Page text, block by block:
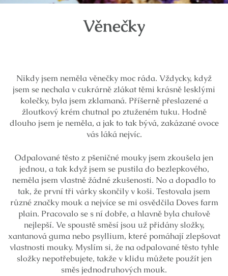
Věnečky
Nikdy jsem neměla věnečky moc ráda. Vždycky, když
jsem se nechala v cukrárně zlákat těmi krásně lesklými
kolečky, byla jsem zklamaná. Příšerně přeslazené a
žloutkový krém chutnal po ztuženém tuku. Hodně
dlouho jsem je neměla, a jak to tak bývá, zakázané ovoce
vás láká nejvíc.
Odpalované těsto z pšeničné mouky jsem zkoušela jen
jednou, a tak když jsem se pustila do bezlepkového,
neměla jsem vlastně žádné zkušenosti. No a dopadlo to
tak, že první tři várky skončily v koši. Testovala jsem
různé značky mouk a nejvíce se mi osvědčila Doves farm
plain. Pracovalo se s ní dobře, a hlavně byla chuťově
nejlepší. Ve spoustě směsí jsou už přidány složky,
xantanová guma nebo psyllium, které pomáhají zlepšovat
vlastnosti mouky. Myslím si, že na odpalované těsto tyhle
složky nepotřebujete, takže v klidu můžete použít jen
směs jednodruhových mouk.